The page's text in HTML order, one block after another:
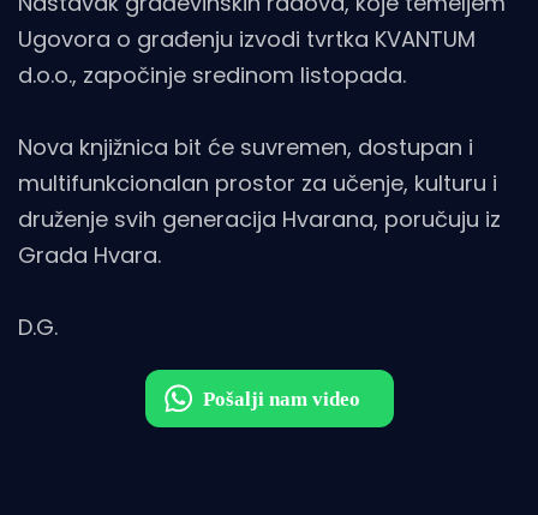
Ugovora o građenju izvodi tvrtka KVANTUM
d.o.o., započinje sredinom listopada.
Nova knjižnica bit će suvremen, dostupan i
multifunkcionalan prostor za učenje, kulturu i
druženje svih generacija Hvarana, poručuju iz
Grada Hvara.
D.G.